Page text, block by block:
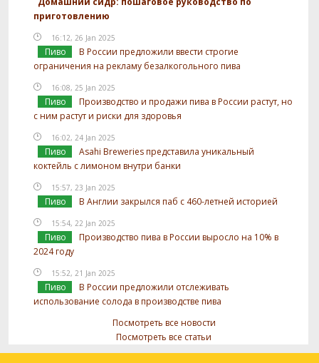
приготовлению
16:12, 26 Jan 2025
Пиво
В России предложили ввести строгие
ограничения на рекламу безалкогольного пива
16:08, 25 Jan 2025
Пиво
Производство и продажи пива в России растут, но
с ним растут и риски для здоровья
16:02, 24 Jan 2025
Пиво
Asahi Breweries представила уникальный
коктейль с лимоном внутри банки
15:57, 23 Jan 2025
Пиво В Англии закрылся паб с 460-летней историей
15:54, 22 Jan 2025
Пиво
Производство пива в России выросло на 10% в
2024 году
15:52, 21 Jan 2025
Пиво
В России предложили отслеживать
использование солода в производстве пива
Посмотреть все новости
Посмотреть все статьи